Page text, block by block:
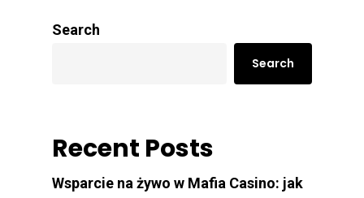
Search
Search
Recent Posts
Wsparcie na żywo w Mafia Casino: jak